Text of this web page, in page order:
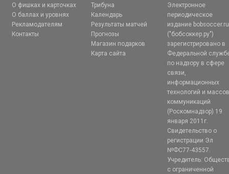
О фишках и карточках
О баллах и уровнях
Рекламодателям
Контакты
Трибуна
Календарь
Результаты матчей
Прогнозы
Магазин подарков
Карта сайта
Электронное
периодическое
издание bobsoccer.ru
("бобсоккер.ру")
зарегистрировано в
Федеральной
по надзору в сфере
связи,
информационных
технологий и
коммуникаций
(Роскомнадзор) 19
января 2011г.
Свидетельство о
регистрации Эл
№ФС77-43557.
Учредитель:
с ограниченной